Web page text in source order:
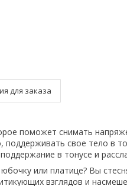
для заказа
поможет снимать
поддерживать свое тело в
в тонусе и
или платице? Вы
взглядов и